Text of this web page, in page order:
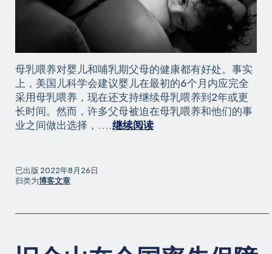
母乳喂养对婴儿和哺乳期父母的健康都有好处。事实
上，美国儿科学会建议婴儿在最初的6个月内应完全
采用母乳喂养，现在还支持继续母乳喂养到2年或更
长时间。然而，许多父母被迫在母乳喂养和他们的事
业之间做出选择，....继续阅读妈
人
已出版 2022年8月26日
归类为博客文章